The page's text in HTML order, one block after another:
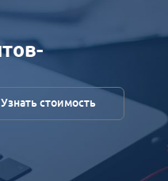
Узнать стоимость